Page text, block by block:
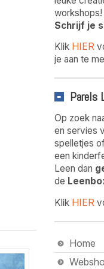
workshops!
Schrijf je
Klik HIER
je aan te
Parels
Op zoek
en servies
spelletjes
een
Leen dan
de
Klik HIER
Home